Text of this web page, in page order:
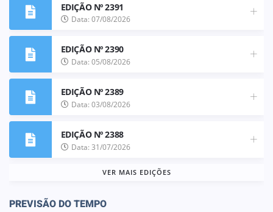
EDIÇÃO Nº 2391
Data: 07/08/2026
EDIÇÃO Nº 2390
Data: 05/08/2026
EDIÇÃO Nº 2389
Data: 03/08/2026
EDIÇÃO Nº 2388
Data: 31/07/2026
VER MAIS EDIÇÕES
PREVISÃO DO TEMPO